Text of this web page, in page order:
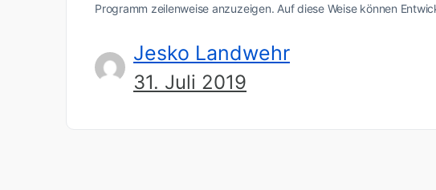
Programm zeilenweise anzuzeigen. Auf diese Weise können
Jesko Landwehr
31. Juli 2019